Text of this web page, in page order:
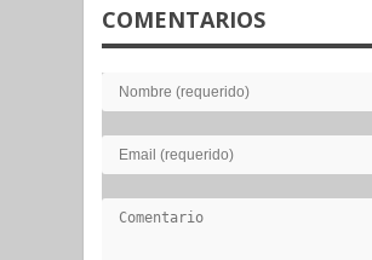
COMENTARIOS